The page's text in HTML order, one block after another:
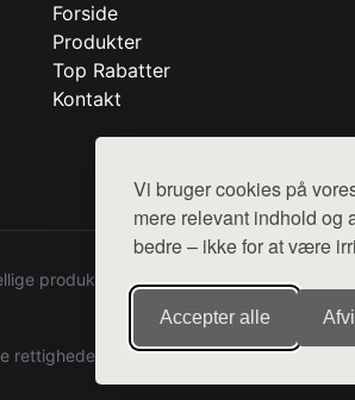
Vi bruger cookies på
mere relevant indhold og
bedre – ikke for at være
Accepter alle
Forside
Produkter
Top Rabatter
Kontakt
produkter fra diverse webshops. Der
rettigheder forbeholdes.